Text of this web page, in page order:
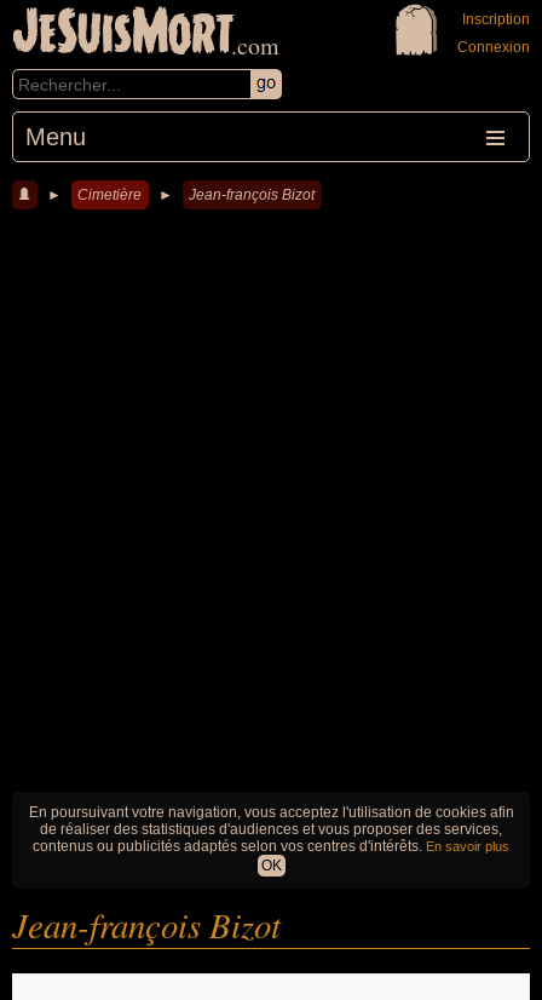
JeSuisMort.com
Menu
Inscription
Connexion
► Cimetière ► Jean-françois Bizot
En poursuivant votre navigation, vous acceptez l'utilisation de cookies afin
de réaliser des statistiques d'audiences et vous proposer des services,
contenus ou publicités adaptés selon vos centres d'intérêts. En savoir plus
OK
Jean-françois Bizot